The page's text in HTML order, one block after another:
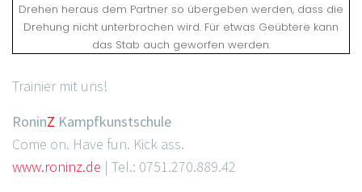
Drehen heraus dem Partner so übergeben werden, dass die
Drehung nicht unterbrochen wird. Für etwas Geübtere kann
das Stab auch geworfen werden.
Trainier mit uns!
RoninZ Kampfkunstschule
Come on. Have fun. Kick ass.
www.roninz.de | Tel.: 0751.270.889.42